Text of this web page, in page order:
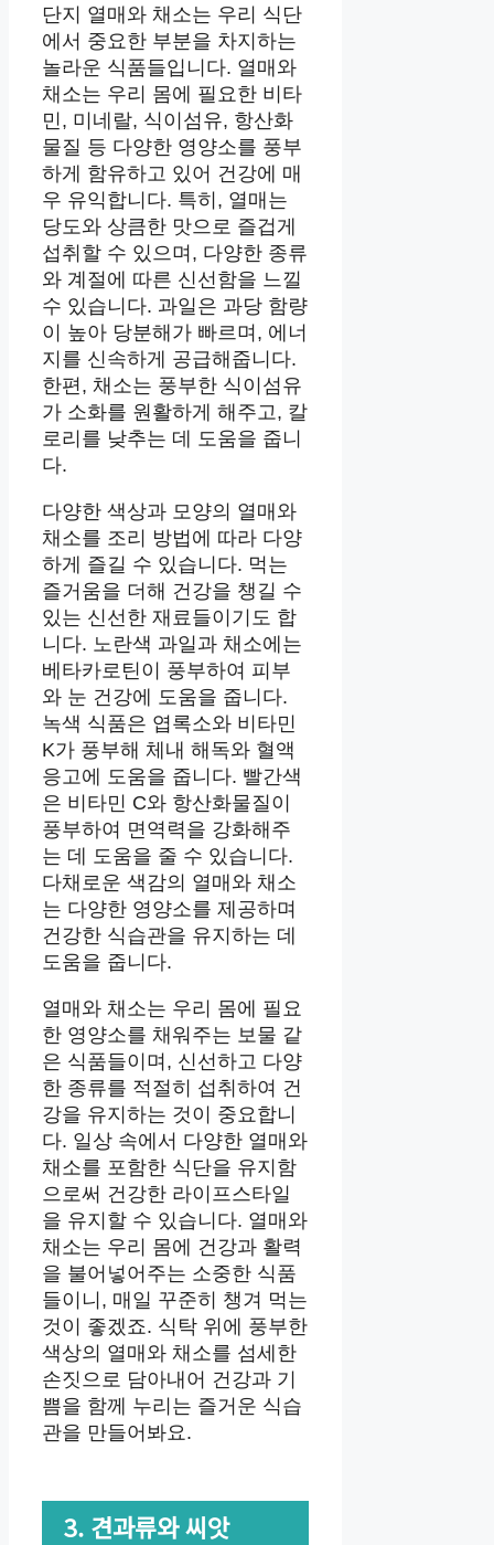
단지 열매와 채소는 우리 식단
에서 중요한 부분을 차지하는
놀라운 식품들입니다. 열매와
채소는 우리 몸에 필요한 비타
민, 미네랄, 식이섬유, 항산화
물질 등 다양한 영양소를 풍부
하게 함유하고 있어 건강에 매
우 유익합니다. 특히, 열매는
당도와 상큼한 맛으로 즐겁게
섭취할 수 있으며, 다양한 종류
와 계절에 따른 신선함을 느낄
수 있습니다. 과일은 과당 함량
이 높아 당분해가 빠르며, 에너
지를 신속하게 공급해줍니다.
한편, 채소는 풍부한 식이섬유
가 소화를 원활하게 해주고, 칼
로리를 낮추는 데 도움을 줍니
다.
다양한 색상과 모양의 열매와
채소를 조리 방법에 따라 다양
하게 즐길 수 있습니다. 먹는
즐거움을 더해 건강을 챙길 수
있는 신선한 재료들이기도 합
니다. 노란색 과일과 채소에는
베타카로틴이 풍부하여 피부
와 눈 건강에 도움을 줍니다.
녹색 식품은 엽록소와 비타민
K가 풍부해 체내 해독와 혈액
응고에 도움을 줍니다. 빨간색
은 비타민 C와 항산화물질이
풍부하여 면역력을 강화해주
는 데 도움을 줄 수 있습니다.
다채로운 색감의 열매와 채소
는 다양한 영양소를 제공하며
건강한 식습관을 유지하는 데
도움을 줍니다.
열매와 채소는 우리 몸에 필요
한 영양소를 채워주는 보물 같
은 식품들이며, 신선하고 다양
한 종류를 적절히 섭취하여 건
강을 유지하는 것이 중요합니
다. 일상 속에서 다양한 열매와
채소를 포함한 식단을 유지함
으로써 건강한 라이프스타일
을 유지할 수 있습니다. 열매와
채소는 우리 몸에 건강과 활력
을 불어넣어주는 소중한 식품
들이니, 매일 꾸준히 챙겨 먹는
것이 좋겠죠. 식탁 위에 풍부한
색상의 열매와 채소를 섬세한
손짓으로 담아내어 건강과 기
쁨을 함께 누리는 즐거운 식습
관을 만들어봐요.
3. 견과류와 씨앗